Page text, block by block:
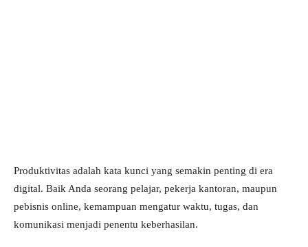
Produktivitas adalah kata kunci yang semakin penting di era
digital. Baik Anda seorang pelajar, pekerja kantoran, maupun
pebisnis online, kemampuan mengatur waktu, tugas, dan
komunikasi menjadi penentu keberhasilan.